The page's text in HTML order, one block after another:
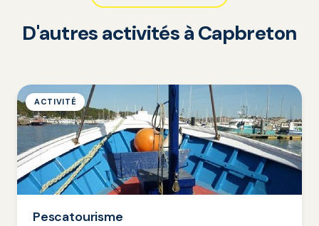
D'autres activités à Capbreton
ACTIVITÉ
Pescatourisme